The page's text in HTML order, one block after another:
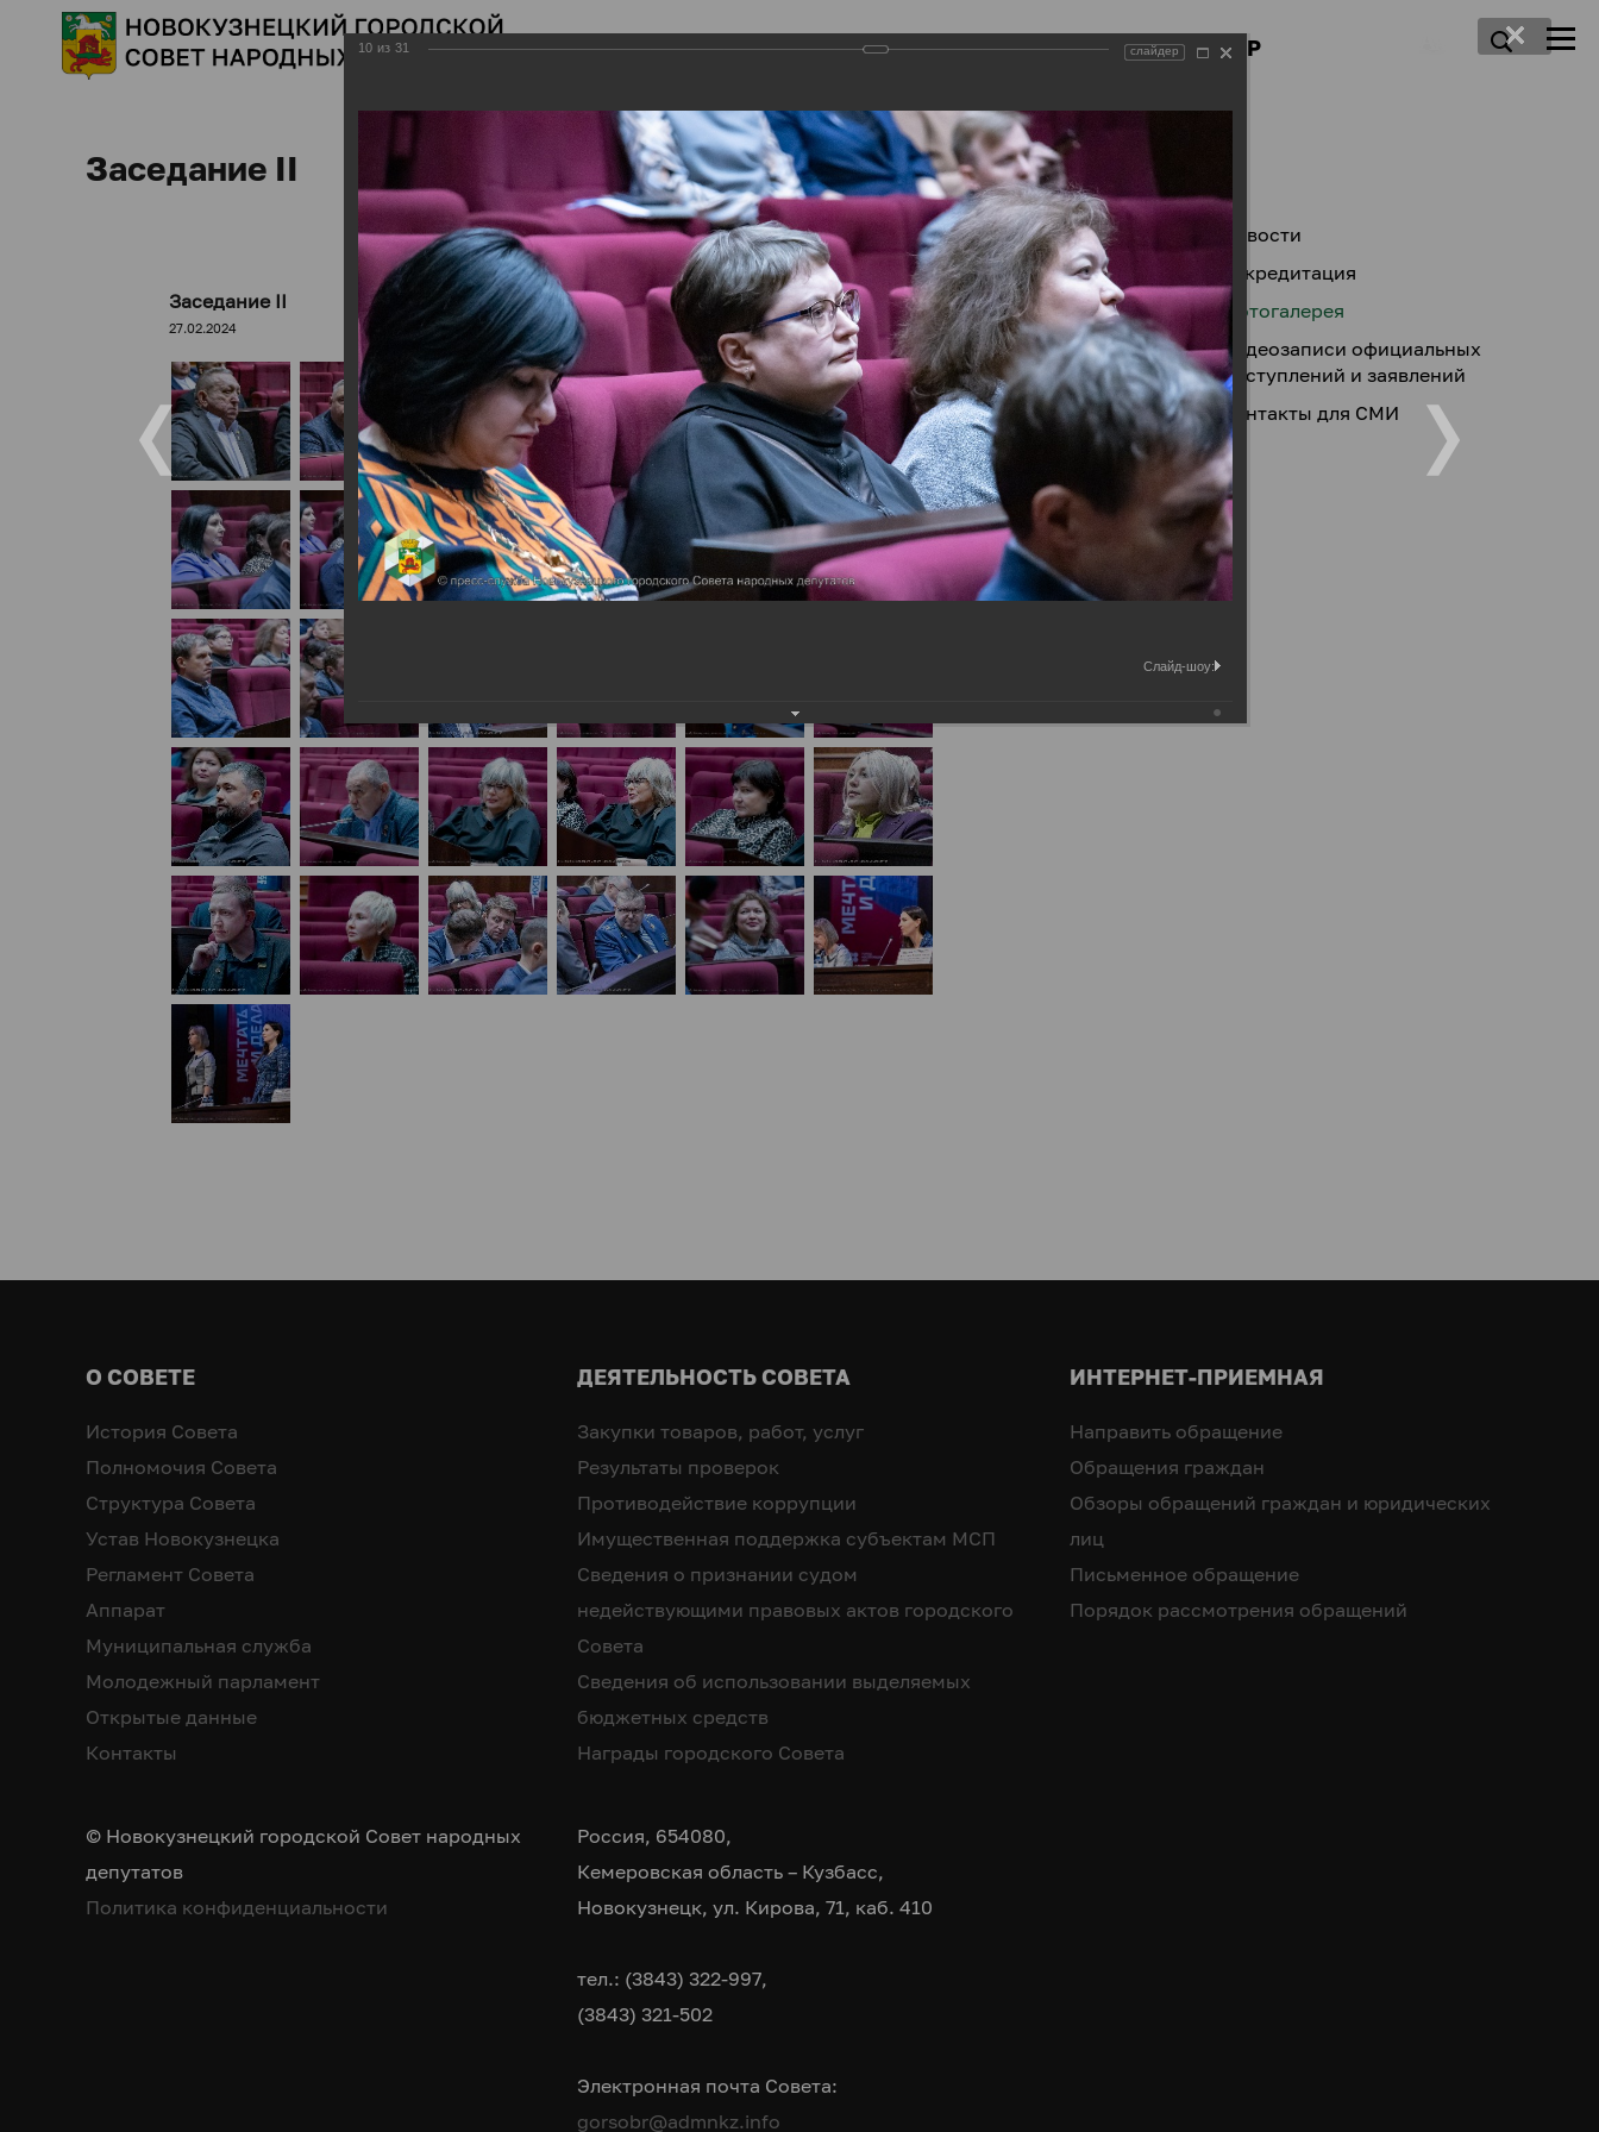
ДЕПУТАТЫ ПРАВОТВОРЧЕСТВО ПРЕСС-ЦЕНТР
Заседание II
Заседание II
27.02.2024
Новости
Аккредитация
Фотогалерея
Видеозаписи официальных
выступлений и заявлений
Контакты для СМИ
О СОВЕТЕ
История Совета
Полномочия Совета
Структура Совета
Устав Новокузнецка
Регламент Совета
Аппарат
Муниципальная служба
Молодежный парламент
Открытые данные
Контакты
ДЕЯТЕЛЬНОСТЬ СОВЕТА
Закупки товаров, работ, услуг
Результаты проверок
Противодействие коррупции
Имущественная поддержка субъектам МСП
Сведения о признании судом
недействующими правовых актов городского
Совета
Сведения об использовании выделяемых
бюджетных средств
Награды городского Совета
ИНТЕРНЕТ-ПРИЕМНАЯ
Направить обращение
Обращения граждан
Обзоры обращений граждан и юридических
лиц
Письменное обращение
Порядок рассмотрения обращений
© Новокузнецкий городской Совет народных
депутатов
Политика конфиденциальности
Россия, 654080,
Кемеровская область – Кузбасс,
Новокузнецк, ул. Кирова, 71, каб. 410
тел.: (3843) 322-997,
(3843) 321-502
Электронная почта Совета:
gorsobr@admnkz.info
10 из 31 слайдер
Слайд-шоу: